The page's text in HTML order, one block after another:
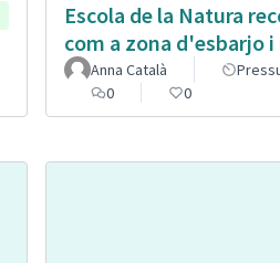
Escola de la Natura
com a zona d'esbarjo
Anna Català
0
0